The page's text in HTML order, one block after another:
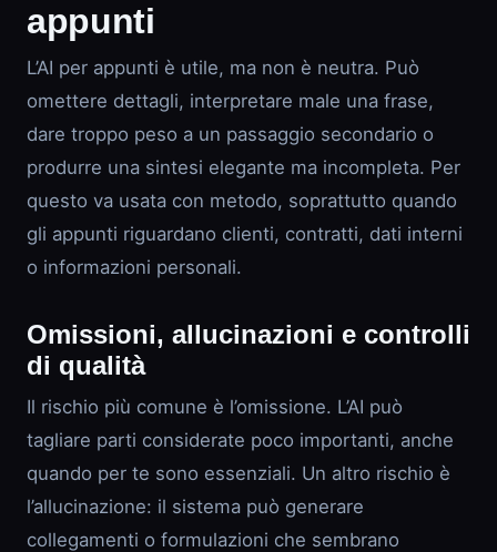
appunti
L’AI per appunti è utile, ma non è neutra. Può
omettere dettagli, interpretare male una frase,
dare troppo peso a un passaggio secondario o
produrre una sintesi elegante ma incompleta. Per
questo va usata con metodo, soprattutto quando
gli appunti riguardano clienti, contratti, dati interni
o informazioni personali.
Omissioni, allucinazioni e controlli
di qualità
Il rischio più comune è l’omissione. L’AI può
tagliare parti considerate poco importanti, anche
quando per te sono essenziali. Un altro rischio è
l’allucinazione: il sistema può generare
collegamenti o formulazioni che sembrano